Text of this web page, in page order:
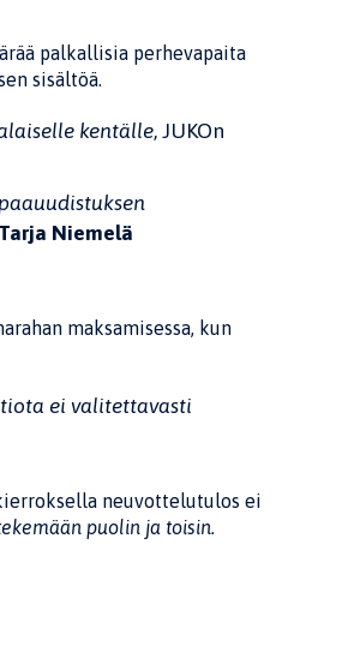
palkallisia perhevapaita
sisältöä.
kentälle, JUKOn
Tarja Niemelä
maksamisessa, kun
ei valitettavasti
neuvottelutulos ei
puolin ja toisin.